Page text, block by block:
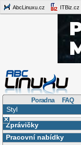
AbcLinuxu.cz ITBiz.cz
Poradna FAQ
Styl
×
Zprávičky
Pracovní nabídky